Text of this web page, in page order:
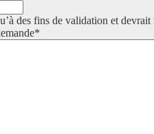
des fins de validation et devrait
*